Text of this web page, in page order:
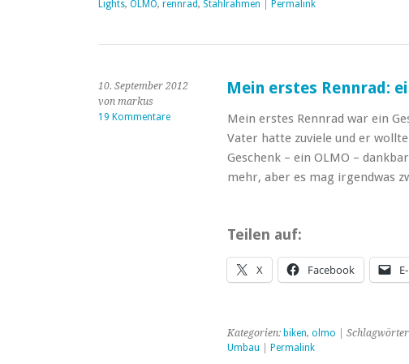
Lights, OLMO, rennrad, Stahlrahmen Permalink
10. September 2012
von markus
19 Kommentare
Mein erstes Rennrad:
Mein erstes Rennrad war ein
Vater hatte zuviele und er
Geschenk – ein OLMO –
mehr, aber es mag irgendwas
Teilen auf:
X Facebook
Kategorien: biken, olmo |
Umbau
Permalink